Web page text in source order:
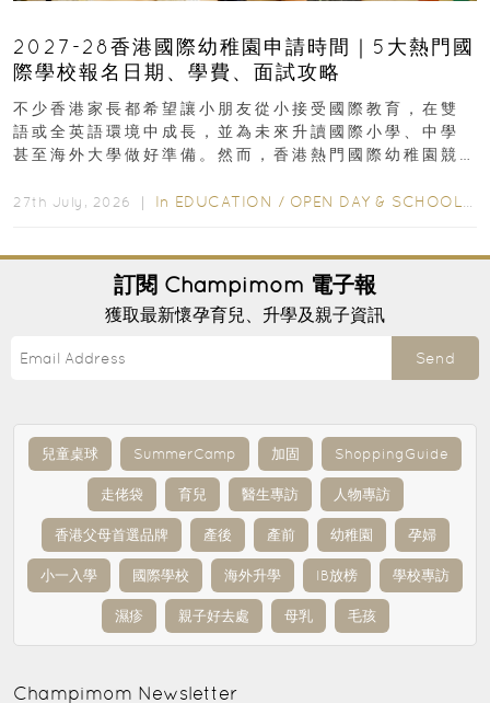
2027-28香港國際幼稚園申請時間｜5大熱門國
際學校報名日期、學費、面試攻略
不少香港家長都希望讓小朋友從小接受國際教育，在雙
語或全英語環境中成長，並為未來升讀國際小學、中學
甚至海外大學做好準備。然而，香港熱門國際幼稚園競
27th July, 2026 ｜ In EDUCATION / OPEN DAY & SCHOOL EVENTS
訂閱 Champimom 電子報
獲取最新懷孕育兒、升學及親子資訊
Send
兒童桌球 SummerCamp 加固 ShoppingGuide
走佬袋 育兒 醫生專訪 人物專訪
香港父母首選品牌 產後 產前 幼稚園 孕婦
小一入學 國際學校 海外升學 IB放榜 學校專訪
濕疹 親子好去處 母乳 毛孩
Champimom Newsletter